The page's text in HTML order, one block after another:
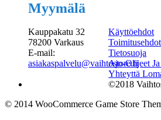
Myymälä
Kauppakatu 32
78200 Varkaus
E-mail:
asiakaspalvelu@vaihtostore.fi
Käyttöehdot
Toimitusehdot
Tietosuoja
Ajo-Ohjeet
Yhteyttä
©2018
© 2014 WooCommerce Game Store